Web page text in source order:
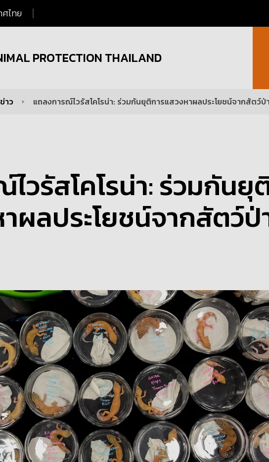
ไทย
PROTECTION THAILAND
ข่าว แถลงการณ์ไวรัสโคโรน่า: ร่วมกันยุติการแสวงหาผลประโยชน์จากสัตว์ป่
วรัสโคโรน่า: ร่วมกันยุ
ผลประโยชน์จากสัตว์ป่